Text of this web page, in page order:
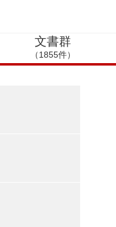
文書群
（1855件）